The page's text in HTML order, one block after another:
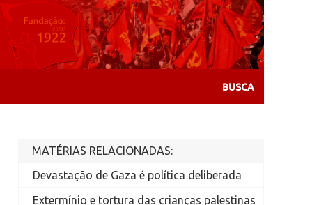
MATÉRIAS RELACIONADAS:
Devastação de Gaza é política deliberada
Extermínio e tortura das crianças palestinas